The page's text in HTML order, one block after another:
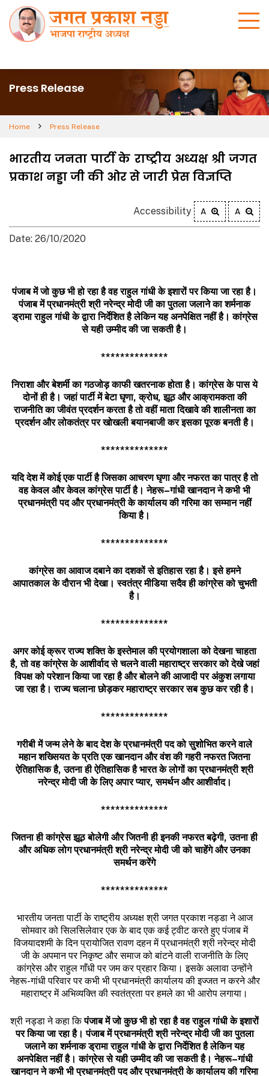
Press Release
Home Press Release
भारतीय जनता पार्टी के राष्ट्रीय अध्यक्ष श्री जगत
प्रकाश नड्डा जी की ओर से जारी प्रेस विज्ञप्ति
Accessibility A A
Date: 26/10/2020
पंजाब में जो कुछ भी हो रहा है वह राहुल गांधी के इशारों पर किया जा रहा है।
पंजाब में प्रधानमंत्री श्री नरेन्द्र मोदी जी का पुतला जलाने का शर्मनाक
ड्रामा राहुल गांधी के द्वारा निर्देशित है लेकिन यह अनपेक्षित नहीं है। कांग्रेस
से यही उम्मीद की जा सकती है।
**************
निराशा और बेशर्मी का गठजोड़ काफी खतरनाक होता है। कांग्रेस के पास ये
दोनों ही है। जहां पार्टी में बेटा घृणा,क्रोध,झूठ और आक्रामकता की
राजनीति का जीवंत प्रदर्शन करता है तो वहीं माता दिखावे की शालीनता का
प्रदर्शन और लोकतंत्र पर खोखली बयानबाजी कर इसका पूरक बनती है।
**************
यदि देश में कोई एक पार्टी है जिसका आचरण घृणा और नफरत का पात्र है तो
वह केवल और केवल कांग्रेस पार्टी है। नेहरू–गांधी खानदान ने कभी भी
प्रधानमंत्री पद और प्रधानमंत्री के कार्यालय की गरिमा का सम्मान नहीं
किया है।
**************
कांग्रेस का आवाज दबाने का दशकों से इतिहास रहा है। इसे हमने
आपातकाल के दौरान भी देखा। स्वतंत्र मीडिया सदैव ही कांग्रेस को चुभती
है।
**************
अगर कोई क्रूर राज्य शक्ति के इस्तेमाल की प्रयोगशाला को देखना चाहता
है,तो वह कांग्रेस के आशीर्वाद से चलने वाली महाराष्ट्र सरकार को देखे जहां
विपक्ष को परेशान किया जा रहा है और बोलने की आजादी पर अंकुश लगाया
जा रहा है। राज्य चलाना छोड़कर महाराष्ट्र सरकार सब कुछ कर रही है।
**************
गरीबी में जन्म लेने के बाद देश के प्रधानमंत्री पद को सुशोभित करने वाले
महान शख्सियत के प्रति एक खानदान और वंश की गहरी नफरत जितना
ऐतिहासिक है,उतना ही ऐतिहासिक है भारत के लोगों का प्रधानमंत्री श्री
नरेन्द्र मोदी जी के लिए अपार प्यार,समर्थन और आशीर्वाद।
**************
जितना ही कांग्रेस झूठ बोलेगी और जितनी ही इनकी नफरत बढ़ेगी,उतना ही
और अधिक लोग प्रधानमंत्री श्री नरेन्द्र मोदी जी को चाहेंगे और उनका
समर्थन करेंगे
**************
भारतीय जनता पार्टी के राष्ट्रीय अध्यक्ष श्री जगत प्रकाश नड्डा ने आज
सोमवार को सिलसिलेवार एक के बाद एक कई ट्वीट करते हुए पंजाब में
विजयादशमी के दिन प्रायोजित रावण दहन में प्रधानमंत्री श्री नरेन्द्र मोदी
जी के अपमान पर निकृष्ट और समाज को बांटने वाली राजनीति के लिए
कांग्रेस और राहुल गाँधी पर जम कर प्रहार किया। इसके अलावा उन्होंने
नेहरू-गांधी परिवार पर कभी भी प्रधानमंत्री कार्यालय की इज्जत न करने और
महाराष्ट्र में अभिव्यक्ति की स्वतंत्रता पर हमले का भी आरोप लगाया।
श्री नड्डा ने कहा किपंजाब में जो कुछ भी हो रहा है वह राहुल गांधी के इशारों
पर किया जा रहा है। पंजाब में प्रधानमंत्री श्री नरेन्द्र मोदी जी का पुतला
जलाने का शर्मनाक ड्रामा राहुल गांधी के द्वारा निर्देशित है लेकिन यह
अनपेक्षित नहीं है। कांग्रेस से यही उम्मीद की जा सकती है। नेहरू–गांधी
खानदान ने कभी भी प्रधानमंत्री पद और प्रधानमंत्री के कार्यालय की गरिमा